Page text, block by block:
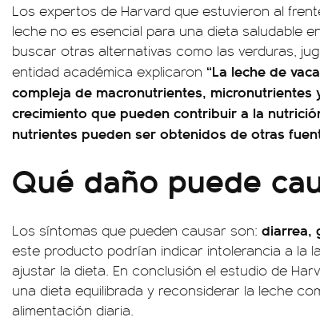
Los expertos de Harvard que estuvieron al
leche no es esencial para una dieta saludable
buscar otras alternativas como las verduras,
entidad académica explicaron “La leche de
compleja de macronutrientes,
crecimiento que pueden contribuir a la
nutrientes pueden ser obtenidos de otras
Qué daño puede
Los síntomas que pueden causar son: diarrea,
este producto podrían indicar intolerancia a la
ajustar la dieta. En conclusión el estudio de
una dieta equilibrada y reconsiderar la leche
alimentación diaria.